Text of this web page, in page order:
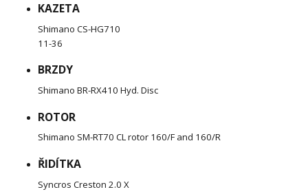
KAZETA
Shimano CS-HG710
11-36
BRZDY
Shimano BR-RX410 Hyd. Disc
ROTOR
Shimano SM-RT70 CL rotor 160/F and 160/R
ŘIDÍTKA
Syncros Creston 2.0 X